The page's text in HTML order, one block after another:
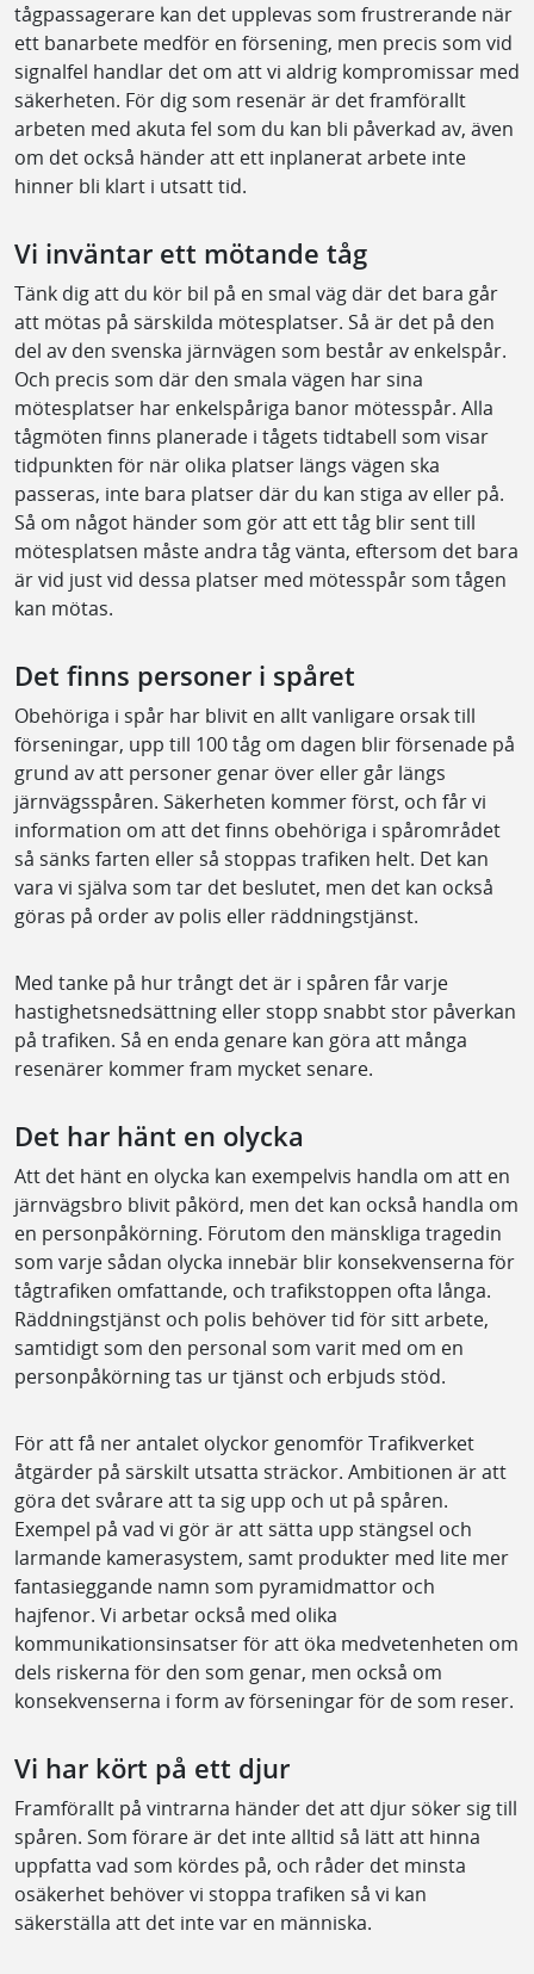
tågpassagerare kan det upplevas som frustrerande när
ett banarbete medför en försening, men precis som vid
signalfel handlar det om att vi aldrig kompromissar med
säkerheten. För dig som resenär är det framförallt
arbeten med akuta fel som du kan bli påverkad av, även
om det också händer att ett inplanerat arbete inte
hinner bli klart i utsatt tid.
Vi inväntar ett mötande tåg
Tänk dig att du kör bil på en smal väg där det bara går
att mötas på särskilda mötesplatser. Så är det på den
del av den svenska järnvägen som består av enkelspår.
Och precis som där den smala vägen har sina
mötesplatser har enkelspåriga banor mötesspår. Alla
tågmöten finns planerade i tågets tidtabell som visar
tidpunkten för när olika platser längs vägen ska
passeras, inte bara platser där du kan stiga av eller på.
Så om något händer som gör att ett tåg blir sent till
mötesplatsen måste andra tåg vänta, eftersom det bara
är vid just vid dessa platser med mötesspår som tågen
kan mötas.
Det finns personer i spåret
Obehöriga i spår har blivit en allt vanligare orsak till
förseningar, upp till 100 tåg om dagen blir försenade på
grund av att personer genar över eller går längs
järnvägsspåren. Säkerheten kommer först, och får vi
information om att det finns obehöriga i spårområdet
så sänks farten eller så stoppas trafiken helt. Det kan
vara vi själva som tar det beslutet, men det kan också
göras på order av polis eller räddningstjänst.
Med tanke på hur trångt det är i spåren får varje
hastighetsnedsättning eller stopp snabbt stor påverkan
på trafiken. Så en enda genare kan göra att många
resenärer kommer fram mycket senare.
Det har hänt en olycka
Att det hänt en olycka kan exempelvis handla om att en
järnvägsbro blivit påkörd, men det kan också handla om
en personpåkörning. Förutom den mänskliga tragedin
som varje sådan olycka innebär blir konsekvenserna för
tågtrafiken omfattande, och trafikstoppen ofta långa.
Räddningstjänst och polis behöver tid för sitt arbete,
samtidigt som den personal som varit med om en
personpåkörning tas ur tjänst och erbjuds stöd.
För att få ner antalet olyckor genomför Trafikverket
åtgärder på särskilt utsatta sträckor. Ambitionen är att
göra det svårare att ta sig upp och ut på spåren.
Exempel på vad vi gör är att sätta upp stängsel och
larmande kamerasystem, samt produkter med lite mer
fantasieggande namn som pyramidmattor och
hajfenor. Vi arbetar också med olika
kommunikationsinsatser för att öka medvetenheten om
dels riskerna för den som genar, men också om
konsekvenserna i form av förseningar för de som reser.
Vi har kört på ett djur
Framförallt på vintrarna händer det att djur söker sig till
spåren. Som förare är det inte alltid så lätt att hinna
uppfatta vad som kördes på, och råder det minsta
osäkerhet behöver vi stoppa trafiken så vi kan
säkerställa att det inte var en människa.